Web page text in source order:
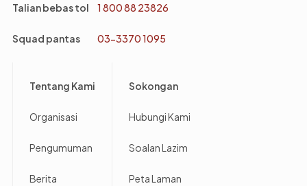
Talian bebas tol 1 800 88 23826
Squad pantas 03-3370 1095
Tentang Kami
Organisasi
Pengumuman
Berita
Sokongan
Hubungi Kami
Soalan Lazim
Peta Laman